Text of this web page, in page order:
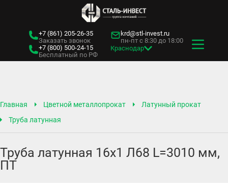
+7 (861) 205-26-35
Заказать звонок
+7 (800) 500-24-15
Бесплатный по РФ
krd@stl-invest.ru
пн-пт с 8:30 до 18:00
Краснодар
Главная Цветной металлопрокат
Латунный прокат
Труба латунная
Труба латунная 16х1 Л68 L=3010 мм,
ПТ